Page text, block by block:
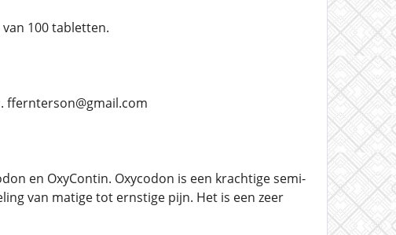
100 tabletten.
ffernterson@gmail.com
en OxyContin. Oxycodon is een krachtige semi-
van matige tot ernstige pijn. Het is een zeer